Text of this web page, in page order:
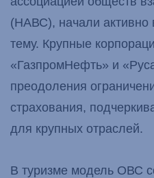
(НАВС), начали активно
тему. Крупные
«ГазпромНефть» и
преодоления
страхования,
для крупных отраслей.
В туризме модель ОВС